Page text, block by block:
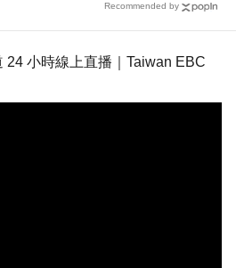
Recommended by
24 小時線上直播｜Taiwan EBC